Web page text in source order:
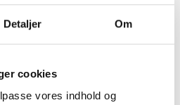
Detaljer Om
cookies
vores indhold og